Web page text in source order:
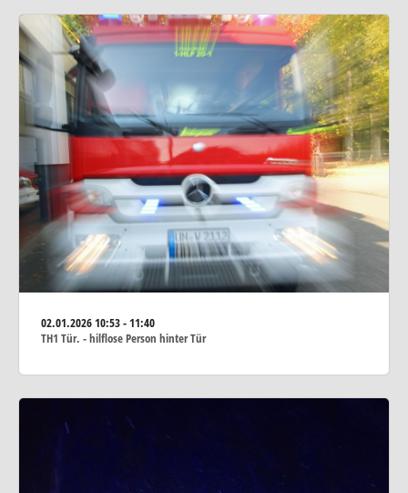
02.01.202610:53 - 11:40
TH1 Tür. - hilflose Person hinter Tür